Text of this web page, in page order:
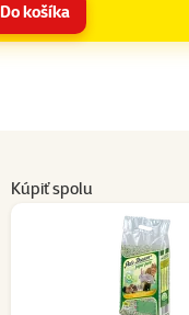
Do košíka
Kúpiť spolu